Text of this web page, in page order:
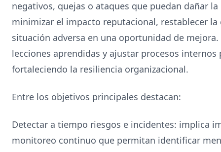
negativos, quejas o ataques que puedan dañar
minimizar el impacto reputacional, restablecer
situación adversa en una oportunidad de
lecciones aprendidas y ajustar procesos internos
fortaleciendo la resiliencia organizacional.
Entre los objetivos principales destacan:
Detectar a tiempo riesgos e incidentes: implica
monitoreo continuo que permitan identificar